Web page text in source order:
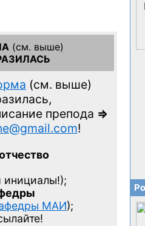
(см. выше)
(см. выше)
препода =>
!
инициалы!);
МАИ);